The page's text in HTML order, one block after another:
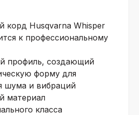
корд Husqvarna Whisper
к профессиональному
профиль, создающий
форму для
шума и вибраций
материал
класса